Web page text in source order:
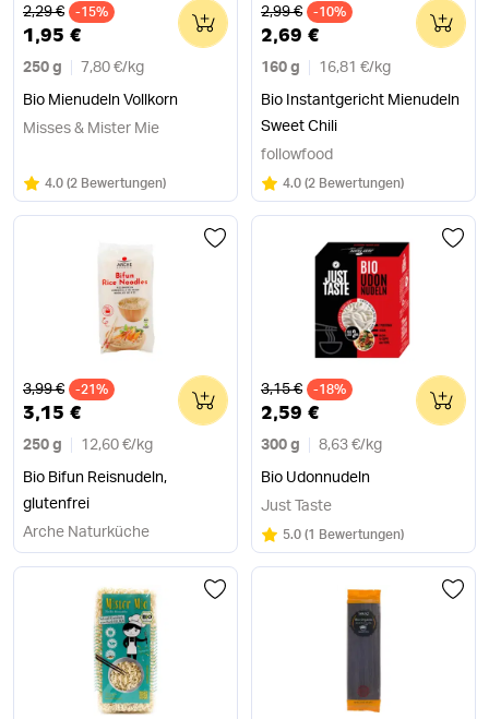
Alter Preis
2,29 € -15%
1,95 €
250 g 7,80 €/ kg
Bio Mienudeln Vollkorn
0
Misses & Mister Mie
Bewertung:
4.0/5
(2 Bewertungen)
Alter Preis
2,99 € -10%
2,69 €
160 g 16,81 €/ kg
Bio Instantgericht Mienudeln
Sweet Chili
0
followfood
Bewertung:
4.0/5
(2 Bewertungen)
Alter Preis
3,99 € -21%
3,15 €
250 g 12,60 €/ kg
Bio Bifun Reisnudeln,
glutenfrei
0
Arche Naturküche
Alter Preis
3,15 € -18%
2,59 €
300 g 8,63 €/ kg
Bio Udonnudeln
0
Just Taste
Bewertung:
5.0/5
(1 Bewertungen)